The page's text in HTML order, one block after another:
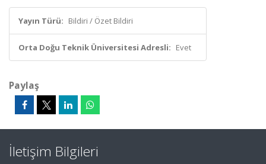
Yayın Türü: Bildiri / Özet Bildiri
Orta Doğu Teknik Üniversitesi Adresli: Evet
Paylaş
İletişim Bilgileri